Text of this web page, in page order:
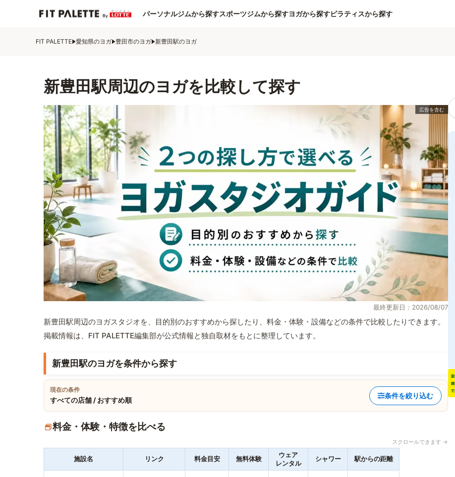
パーソナルジムから探すスポーツジムから探すヨガから探すピラティスから探す
FIT PALETTE 愛知県のヨガ 豊田市のヨガ 新豊田駅のヨガ
新豊田駅周辺のヨガを比較して探す
最終更新日：2026/08/07
新豊田駅周辺のヨガスタジオを、目的別のおすすめから探したり、料金・体験・設備などの条件で比較したりできます。
掲載情報は、FIT PALETTE編集部が公式情報と独自取材をもとに整理しています。
新豊田駅のヨガを条件から探す
現在の条件
すべての店舗 / おすすめ順
条件を絞り込む
料金・体験・特徴を比べる
スクロールできます →
施設名 リンク 料金目安 無料体験
ウェア
レンタル
シャワー 駅からの距離